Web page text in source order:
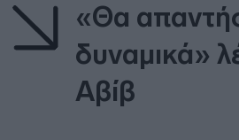
«Θα
δυναμικά»
Αβίβ